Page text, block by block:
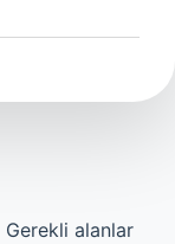
Gerekli alanlar